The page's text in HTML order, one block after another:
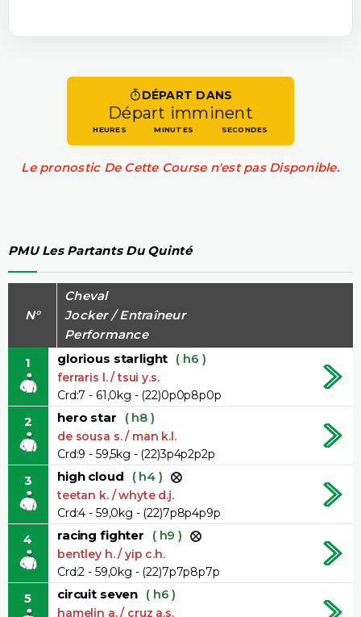
DÉPART DANS
Départ imminent
HEURES MINUTES SECONDES
Le pronostic De Cette Course n'est pas Disponible.
PMU Les Partants Du Quinté
N°
Cheval
Jocker / Entraîneur
Performance
1
glorious starlight ( h6 )
ferraris l. / tsui y.s.
Crd:7 - 61,0kg - (22)0p0p8p0p
2 hero star ( h8 )
de sousa s. / man k.l.
Crd:9 - 59,5kg - (22)3p4p2p2p
3 high cloud ( h4 )
teetan k. / whyte d.j.
Crd:4 - 59,0kg - (22)7p8p4p9p
4 racing fighter ( h9 )
bentley h. / yip c.h.
Crd:2 - 59,0kg - (22)7p7p8p7p
5 circuit seven ( h6 )
hamelin a. / cruz a.s.